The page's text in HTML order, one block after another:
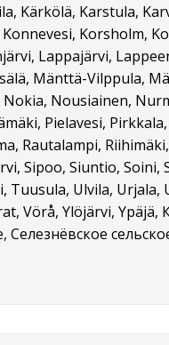
Kärkölä, Karstula,
Korsholm,
Lappajärvi,
Mänttä-Vilppula,
Nousiainen,
Pielavesi,
Rautalampi,
Sipoo, Siuntio,
Ulvila,
Vörå, Ylöjärvi, Ypäjä,